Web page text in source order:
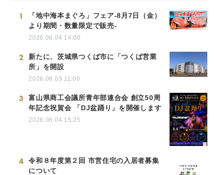
1
「地中海本まぐろ」フェア-8月7日（金）
より期間・数量限定で販売-
2026.08.04 14:00
2
新たに、茨城県つくば市に「つくば営業
所」を開設
2026.08.03 11:00
3
富山県商工会議所青年部連合会 創立50周
年記念祝賀会 「DJ盆踊り」を開催します
2026.08.04 15:25
4
令和８年度第２回 市営住宅の入居者募集
について